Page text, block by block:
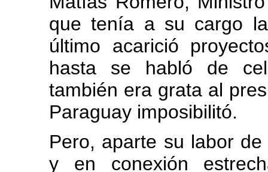
que tenía a su cargo
último acarició
hasta se habló de
también era grata al
Paraguay imposibilitó.
Pero, aparte su labor
y en conexión